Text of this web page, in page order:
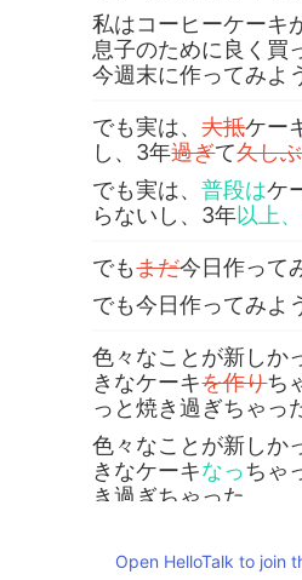
私はコーヒーケーキ
息子のために良く買
今週末に作ってみよ
でも実は、大抵ケー
し、3年過ぎて久し
でも実は、普段はケ
らないし、3年以上
でもまだ今日作って
でも今日作ってみよ
色々なことが新しか
きなケーキを作りち
っと焼き過ぎちゃっ
色々なことが新しか
きなケーキなっちゃ
き過ぎちゃった
Open HelloTalk to join